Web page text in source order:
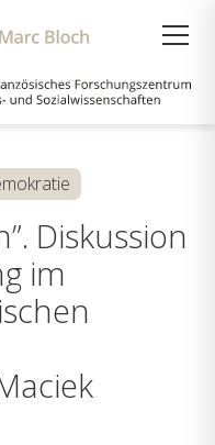
Diskussion
im